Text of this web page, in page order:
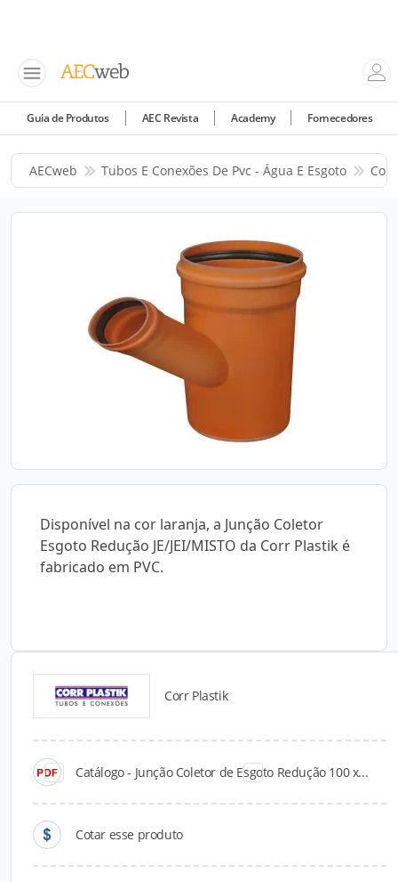
Guia de Produtos AEC Revista Academy Fornecedores
AECweb Tubos E Conexões De Pvc - Água E Esgoto
Disponível na cor laranja, a Junção Coletor
Esgoto Redução JE/JEI/MISTO da Corr Plastik é
fabricado em PVC.
Corr Plastik
Catálogo - Junção Coletor de Esgoto Redução 100 x...
Cotar esse produto
Catálogos para Download